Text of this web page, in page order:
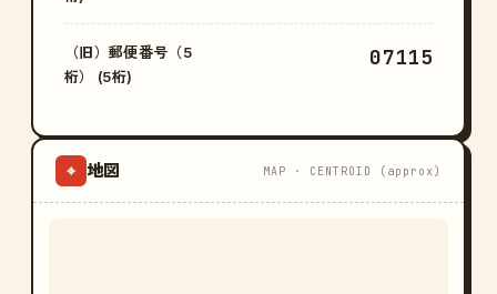
（旧）郵便番号（5
桁） (5桁)
07115
⌖ 地図 MAP · CENTROID (approx)